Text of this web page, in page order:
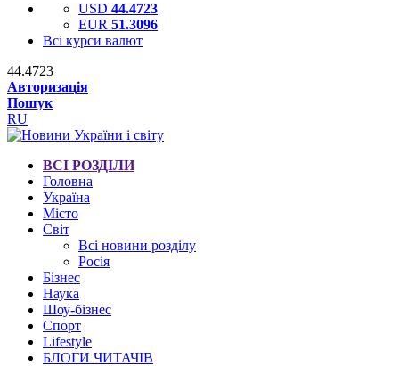
USD 44.4723
EUR 51.3096
Всі курси валют
44.4723
Авторизація
Пошук
RU
ВСІ РОЗДІЛИ
Головна
Україна
Місто
Світ
Всі новини розділу
Росія
Бізнес
Наука
Шоу-бізнес
Спорт
Lifestyle
БЛОГИ ЧИТАЧІВ